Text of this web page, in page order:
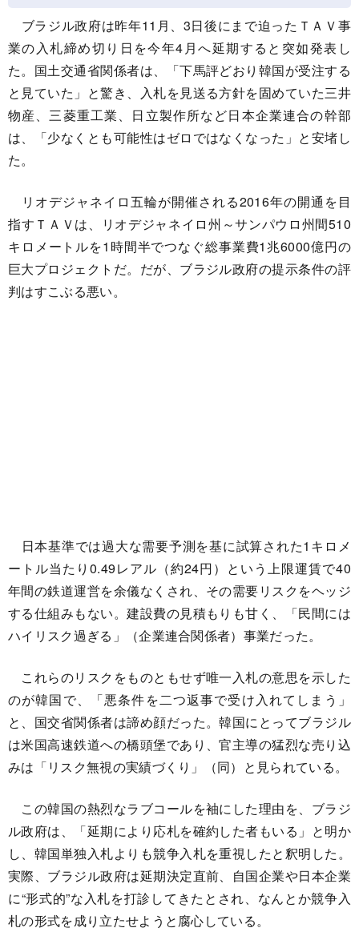
ブラジル政府は昨年11月、3日後にまで迫ったＴＡＶ事
業の入札締め切り日を今年4月へ延期すると突如発表し
た。国土交通省関係者は、「下馬評どおり韓国が受注する
と見ていた」と驚き、入札を見送る方針を固めていた三井
物産、三菱重工業、日立製作所など日本企業連合の幹部
は、「少なくとも可能性はゼロではなくなった」と安堵し
た。
リオデジャネイロ五輪が開催される2016年の開通を目
指すＴＡＶは、リオデジャネイロ州～サンパウロ州間510
キロメートルを1時間半でつなぐ総事業費1兆6000億円の
巨大プロジェクトだ。だが、ブラジル政府の提示条件の評
判はすこぶる悪い。
日本基準では過大な需要予測を基に試算された1キロメ
ートル当たり0.49レアル（約24円）という上限運賃で40
年間の鉄道運営を余儀なくされ、その需要リスクをヘッジ
する仕組みもない。建設費の見積もりも甘く、「民間には
ハイリスク過ぎる」（企業連合関係者）事業だった。
これらのリスクをものともせず唯一入札の意思を示した
のが韓国で、「悪条件を二つ返事で受け入れてしまう」
と、国交省関係者は諦め顔だった。韓国にとってブラジル
は米国高速鉄道への橋頭堡であり、官主導の猛烈な売り込
みは「リスク無視の実績づくり」（同）と見られている。
この韓国の熱烈なラブコールを袖にした理由を、ブラジ
ル政府は、「延期により応札を確約した者もいる」と明か
し、韓国単独入札よりも競争入札を重視したと釈明した。
実際、ブラジル政府は延期決定直前、自国企業や日本企業
に“形式的”な入札を打診してきたとされ、なんとか競争入
札の形式を成り立たせようと腐心している。